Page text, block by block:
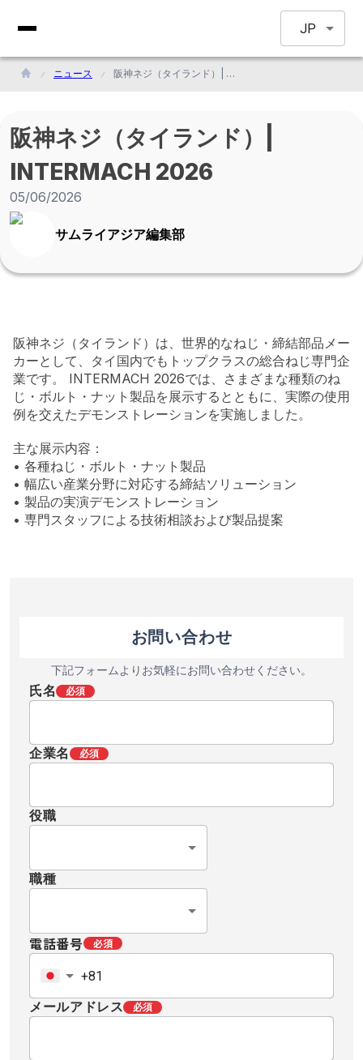
JP
ニュース 阪神ネジ（タイランド）| INTERMACH 2026
阪神ネジ（タイランド）|
INTERMACH 2026
05/06/2026
サムライアジア編集部
阪神ネジ（タイランド）は、世界的なねじ・締結部品メー
カーとして、タイ国内でもトップクラスの総合ねじ専門企
業です。 INTERMACH 2026では、さまざまな種類のね
じ・ボルト・ナット製品を展示するとともに、実際の使用
例を交えたデモンストレーションを実施しました。
主な展示内容：
• 各種ねじ・ボルト・ナット製品
• 幅広い産業分野に対応する締結ソリューション
• 製品の実演デモンストレーション
• 専門スタッフによる技術相談および製品提案
お問い合わせ
下記フォームよりお気軽にお問い合わせください。
氏名 必須
企業名 必須
役職
職種
電話番号 必須
メールアドレス 必須